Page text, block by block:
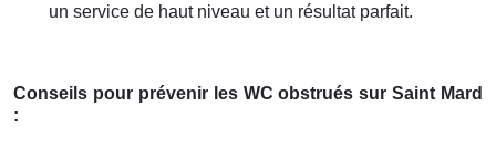
un service de haut niveau et un résultat parfait.
Conseils pour prévenir les WC obstruéssur Saint Mard
: